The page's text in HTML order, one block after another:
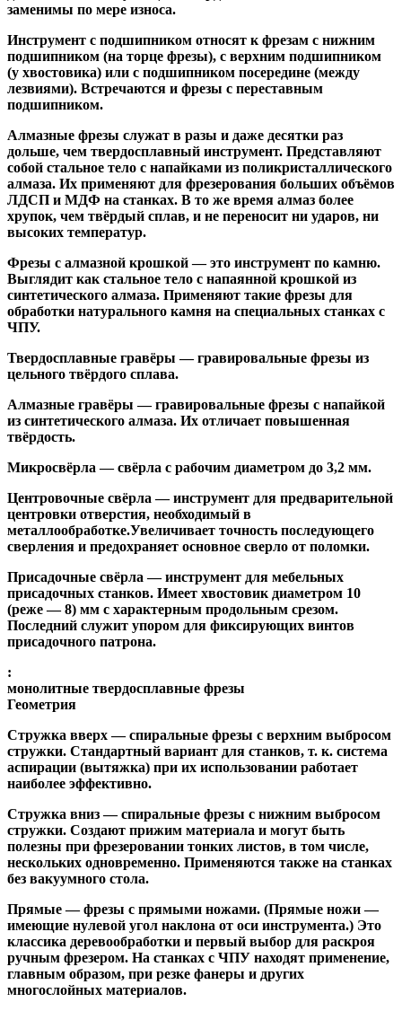
заменимы по мере износа.
Инструмент с подшипником относят к фрезам с нижним
подшипником (на торце фрезы), с верхним подшипником
(у хвостовика) или с подшипником посередине (между
лезвиями). Встречаются и фрезы с переставным
подшипником.
Алмазные фрезы служат в разы и даже десятки раз
дольше, чем твердосплавный инструмент. Представляют
собой стальное тело с напайками из поликристаллического
алмаза. Их применяют для фрезерования больших объёмов
ЛДСП и МДФ на станках. В то же время алмаз более
хрупок, чем твёрдый сплав, и не переносит ни ударов, ни
высоких температур.
Фрезы с алмазной крошкой— это инструмент по камню.
Выглядит как стальное тело с напаянной крошкой из
синтетического алмаза. Применяют такие фрезы для
обработки натурального камня на специальных станках с
ЧПУ.
Твердосплавные гравёры — гравировальные фрезы из
цельного твёрдого сплава.
Алмазные гравёры — гравировальные фрезы с напайкой
из синтетического алмаза. Их отличает повышенная
твёрдость.
Микросвёрла — свёрла с рабочим диаметром до 3,2 мм.
Центровочные свёрла — инструмент для предварительной
центровки отверстия, необходимый в
металлообработке.Увеличивает точность последующего
сверления и предохраняет основное сверло от поломки.
Присадочные свёрла — инструмент для мебельных
присадочных станков. Имеет хвостовик диаметром 10
(реже — 8) мм с характерным продольным срезом.
Последний служит упором для фиксирующих винтов
присадочного патрона.
:
монолитные твердосплавные фрезы
Геометрия
Стружка вверх— спиральные фрезы с верхним выбросом
стружки. Стандартный вариант для станков, т. к. система
аспирации (вытяжка) при их использовании работает
наиболее эффективно.
Стружка вниз— спиральные фрезы с нижним выбросом
стружки. Создают прижим материала и могут быть
полезны при фрезеровании тонких листов, в том числе,
нескольких одновременно. Применяются также на станках
без вакуумного стола.
Прямые— фрезы с прямыми ножами. (Прямые ножи —
имеющие нулевой угол наклона от оси инструмента.) Это
классика деревообработки и первый выбор для раскроя
ручным фрезером. На станках с ЧПУ находят применение,
главным образом, при резке фанеры и других
многослойных материалов.